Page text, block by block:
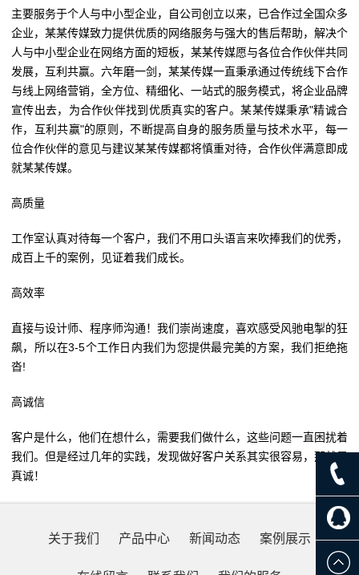
主要服务于个人与中小型企业，自公司创立以来，已合作过全国众多
企业，某某传媒致力提供优质的网络服务与强大的售后帮助，解决个
人与中小型企业在网络方面的短板，某某传媒愿与各位合作伙伴共同
发展，互利共赢。六年磨一剑，某某传媒一直秉承通过传统线下合作
与线上网络营销，全方位、精细化、一站式的服务模式，将企业品牌
宣传出去，为合作伙伴找到优质真实的客户。某某传媒秉承"精诚合
作，互利共赢"的原则，不断提高自身的服务质量与技术水平，每一
位合作伙伴的意见与建议某某传媒都将慎重对待，合作伙伴满意即成
就某某传媒。
高质量
工作室认真对待每一个客户，我们不用口头语言来吹捧我们的优秀，
成百上千的案例，见证着我们成长。
高效率
直接与设计师、程序师沟通！我们崇尚速度，喜欢感受风驰电掣的狂
飙，所以在3-5个工作日内我们为您提供最完美的方案，我们拒绝拖
沓!
高诚信
客户是什么，他们在想什么，需要我们做什么，这些问题一直困扰着
我们。但是经过几年的实践，发现做好客户关系其实很容易，那就是
真诚！
关于我们 产品中心 新闻动态 案例展示